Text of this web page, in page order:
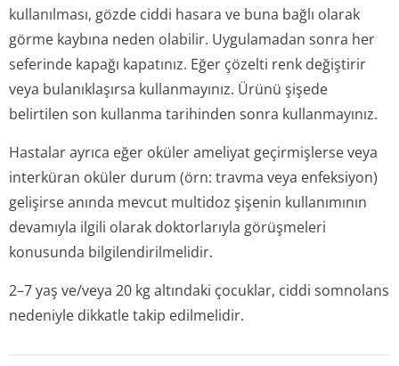
kullanılması, gözde ciddi hasara ve buna bağlı olarak
görme kaybına neden olabilir. Uygulamadan sonra her
seferinde kapağı kapatınız. Eğer çözelti renk değiştirir
veya bulanıklaşırsa kullanmayınız. Ürünü şişede
belirtilen son kullanma tarihinden sonra kullanmayınız.
Hastalar ayrıca eğer oküler ameliyat geçirmişlerse veya
interküran oküler durum (örn: travma veya enfeksiyon)
gelişirse anında mevcut multidoz şişenin kullanımının
devamıyla ilgili olarak doktorlarıyla görüşmeleri
konusunda bilgilendiril­melidir.
2–7 yaş ve/veya 20 kg altındaki çocuklar, ciddi somnolans
nedeniyle dikkatle takip edilmelidir.